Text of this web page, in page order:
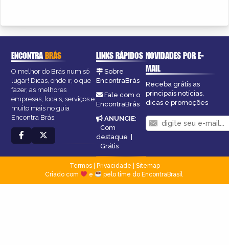
ENCONTRABRÁS
O melhor do Brás num só
lugar! Dicas, onde ir, o que
fazer, as melhores
empresas, locais, serviços e
muito mais no guia
Encontra Brás.
LINKS RÁPIDOS
Sobre
EncontraBrás
Fale com o
EncontraBrás
ANUNCIE:
Com
destaque |
Grátis
NOVIDADES POR E-
MAIL
Receba grátis as
principais notícias,
dicas e promoções
Termos| Privacidade
Sitemap
Criado com
e pelo time do EncontraBrasil